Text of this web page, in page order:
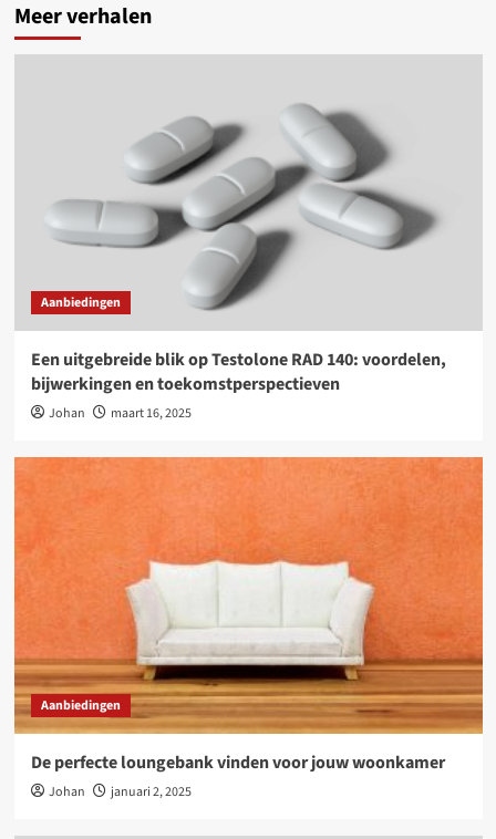
Meer verhalen
Aanbiedingen
Een uitgebreide blik op Testolone RAD 140: voordelen,
bijwerkingen en toekomstperspectieven
Johan maart 16, 2025
Aanbiedingen
De perfecte loungebank vinden voor jouw woonkamer
Johan januari 2, 2025